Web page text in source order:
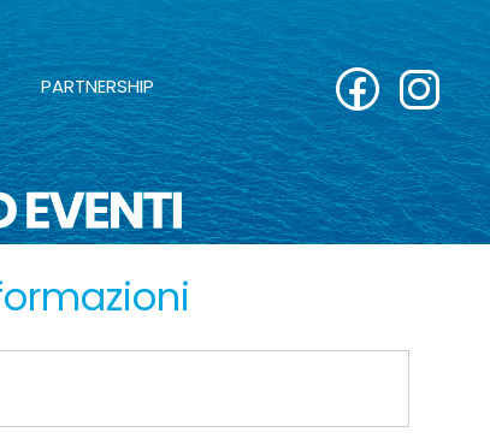
PARTNERSHIP